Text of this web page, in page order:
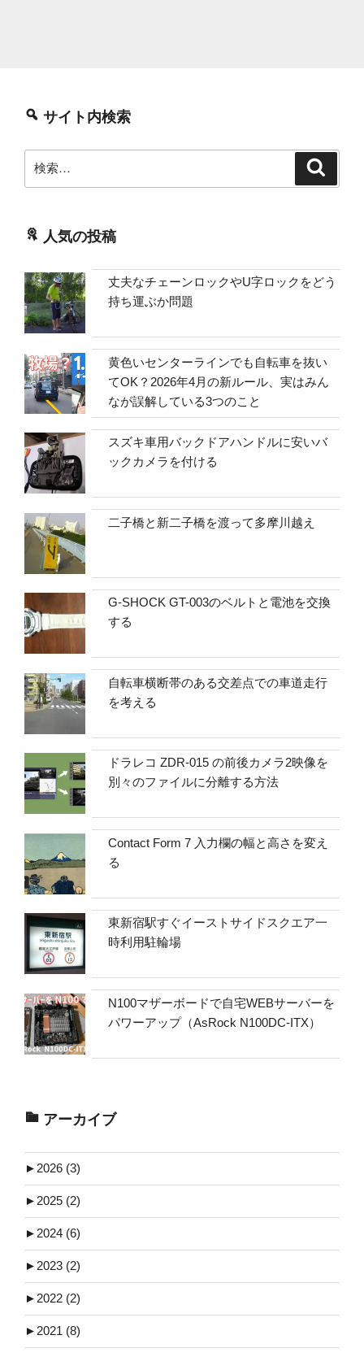
サイト内検索
索:
人気の投稿
丈夫なチェーンロックやU字ロックをどう
持ち運ぶか問題
黄色いセンターラインでも自転車を抜い
てOK？2026年4月の新ルール、実はみん
なが誤解している3つのこと
スズキ車用バックドアハンドルに安いバ
ックカメラを付ける
二子橋と新二子橋を渡って多摩川越え
G-SHOCK GT-003のベルトと電池を交換
する
自転車横断帯のある交差点での車道走行
を考える
ドラレコ ZDR-015 の前後カメラ2映像を
別々のファイルに分離する方法
Contact Form 7 入力欄の幅と高さを変え
る
東新宿駅すぐイーストサイドスクエア一
時利用駐輪場
N100マザーボードで自宅WEBサーバーを
パワーアップ（AsRock N100DC-ITX）
アーカイブ
► 2026 (3)
► 2025 (2)
► 2024 (6)
► 2023 (2)
► 2022 (2)
► 2021 (8)